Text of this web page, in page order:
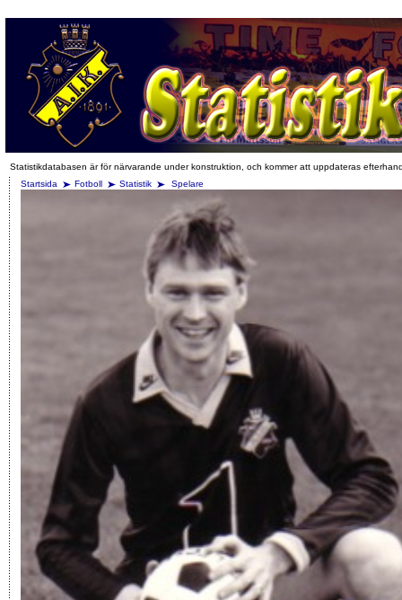
Statistikdatabasen är för närvarande under konstruktion, och kommer att uppdateras
Startsida
Fotboll Statistik Spelare